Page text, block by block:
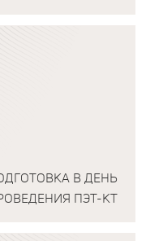
В ДЕНЬ
ПЭТ-КТ